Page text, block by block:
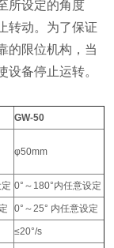
所设定的角度
转动。为了保证
的限位机构，当
设备停止运转。
GW-50
φ50mm
0° ～ 180°内任意设定
0° ～25° 内任意设定
≤20°/s